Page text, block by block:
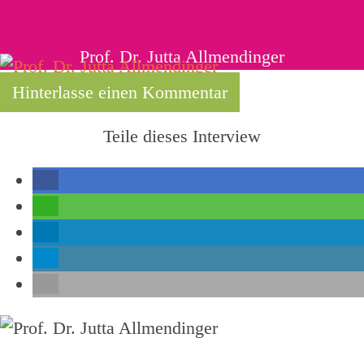
Prof. Dr. Jutta Allmendinger
Hinterlasse einen Kommentar
Teile dieses Interview